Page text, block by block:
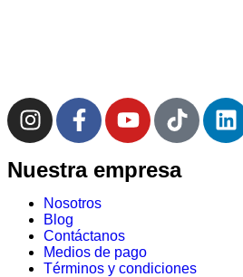
Nuestra empresa
Nosotros
Blog
Contáctanos
Medios de pago
Términos y condiciones